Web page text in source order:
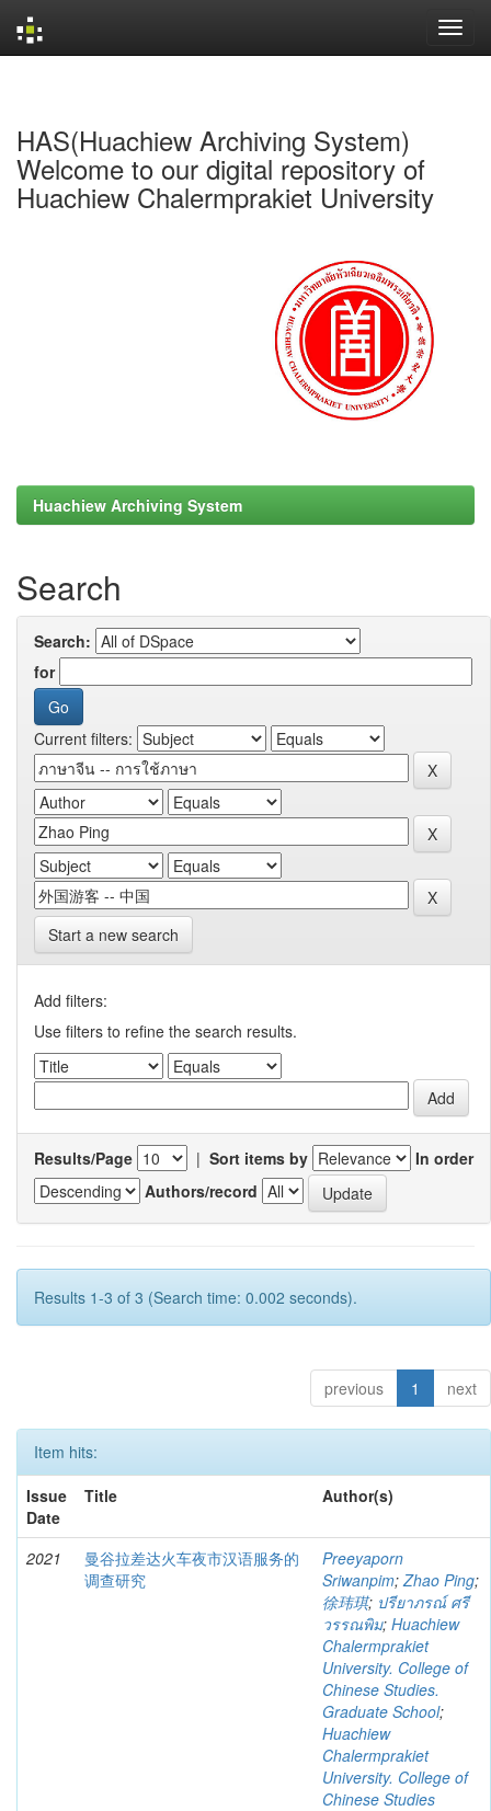
HAS(Huachiew Archiving System)
Welcome to our digital repository of
Huachiew Chalermprakiet University
Huachiew Archiving System
Search
Search:
for
Current filters:
Start a new search
Add filters:
Use filters to refine the search results.
Results/Page | Sort items by
In order
Authors/record
Results 1-3 of 3 (Search time: 0.002 seconds).
previous 1 next
Item hits:
Issue
Date
Title Author(s)
2021
曼谷拉差达火车夜市汉语服务的
调查研究
Preeyaporn
Sriwanpim;Zhao Ping;
徐玮琪; ปรียาภรณ์ ศรี
วรรณพิม; Huachiew
Chalermprakiet
University. College of
Chinese Studies.
Graduate School;
Huachiew
Chalermprakiet
University. College of
Chinese Studies